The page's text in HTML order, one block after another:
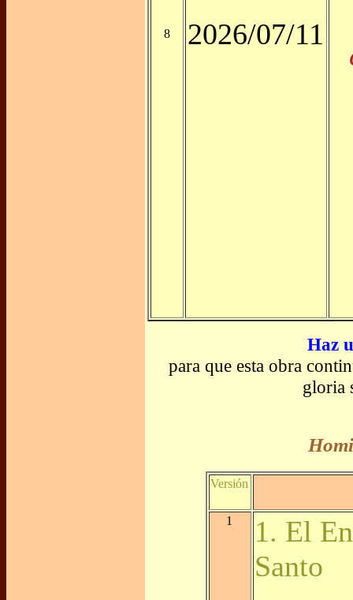
8 2026/07/11
Haz
para que esta obra
gloria
Versión
1
1. El
Santo